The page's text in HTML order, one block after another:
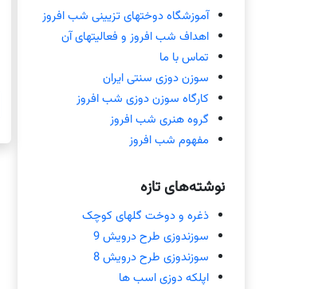
آموزشگاه دوختهای تزیینی شب افروز
اهداف شب افروز و فعالیتهای آن
تماس با ما
سوزن دوزی سنتی ایران
کارگاه سوزن دوزی شب افروز
گروه هنری شب افروز
مفهوم شب افروز
نوشته‌های تازه
ذغره و دوخت گلهای کوچک
سوزندوزی طرح درویش 9
سوزندوزی طرح درویش 8
اپلکه دوزی اسب ها